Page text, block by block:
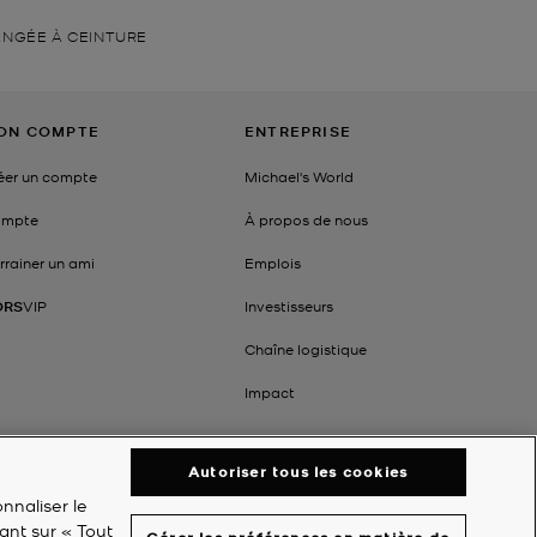
À CEINTURE
COMPTE
un compte
un ami
VIP
ENTREPRISE
Michael's World
À propos de nous
Emplois
Investisseurs
Chaîne logistique
Impact
le
sur « Tout
Autoriser tous les cookies